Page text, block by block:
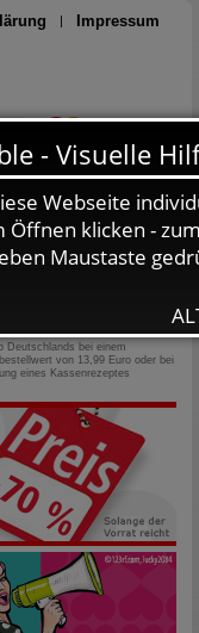
Impressum
Seite drucken
10 11 422
Rufnummer
Deutschlands bei einem
von 13,99 Euro oder bei
eines Kassenrezeptes